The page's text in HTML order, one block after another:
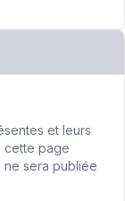
et leurs
cette page
ne sera publiée